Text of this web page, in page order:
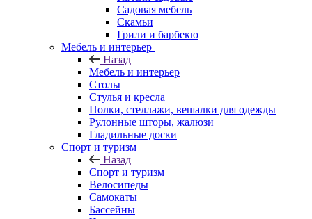
Садовая мебель
Скамьи
Грили и барбекю
Мебель и интерьер
Назад
Мебель и интерьер
Столы
Стулья и кресла
Полки, стеллажи, вешалки для одежды
Рулонные шторы, жалюзи
Гладильные доски
Спорт и туризм
Назад
Спорт и туризм
Велосипеды
Самокаты
Бассейны